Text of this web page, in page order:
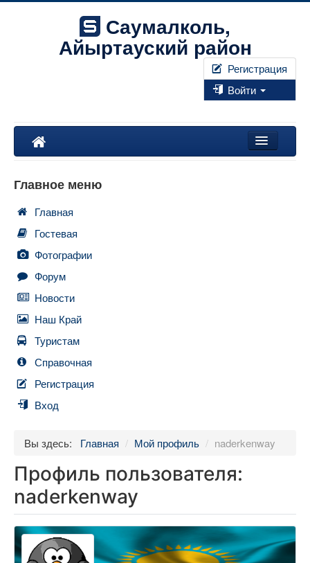
Саумалколь,
Айыртауский район
Регистрация
Войти
Правила
Главное меню
Главная
Гостевая
Фотографии
Форум
Новости
Наш Край
Туристам
Справочная
Регистрация
Вход
Вы здесь: Главная / Мой профиль / naderkenway
Профиль пользователя:
naderkenway